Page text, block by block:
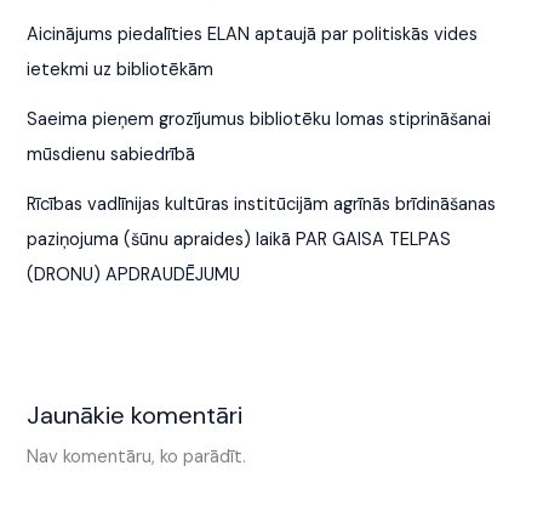
Aicinājums piedalīties ELAN aptaujā par politiskās vides
ietekmi uz bibliotēkām
Saeima pieņem grozījumus bibliotēku lomas stiprināšanai
mūsdienu sabiedrībā
Rīcības vadlīnijas kultūras institūcijām agrīnās brīdināšanas
paziņojuma (šūnu apraides) laikā PAR GAISA TELPAS
(DRONU) APDRAUDĒJUMU
Jaunākie komentāri
Nav komentāru, ko parādīt.